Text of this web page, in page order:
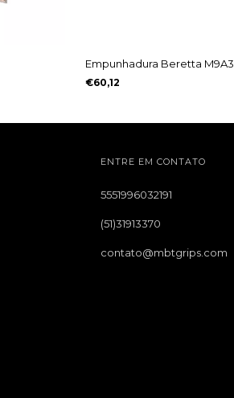
Empunhadura Beretta M9A3
€60,12
ENTRE EM CONTATO
5551996032191
(51)31913370
contato@mbtgrips.com